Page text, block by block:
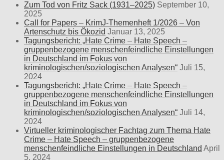
Zum Tod von Fritz Sack (1931–2025) September 10,
2025
Call for Papers – KrimJ-Themenheft 1/2026 – Von
Artenschutz bis Ökozid Januar 13, 2025
Tagungsbericht: „Hate Crime – Hate Speech –
gruppenbezogene menschenfeindliche Einstellungen
in Deutschland im Fokus von
kriminologischen/soziologischen Analysen“ Juli 15,
2024
Tagungsbericht: „Hate Crime – Hate Speech –
gruppenbezogene menschenfeindliche Einstellungen
in Deutschland im Fokus von
kriminologischen/soziologischen Analysen“ Juli 14,
2024
Virtueller kriminologischer Fachtag zum Thema Hate
Crime – Hate Speech – gruppenbezogene
menschenfeindliche Einstellungen in Deutschland April
5, 2024